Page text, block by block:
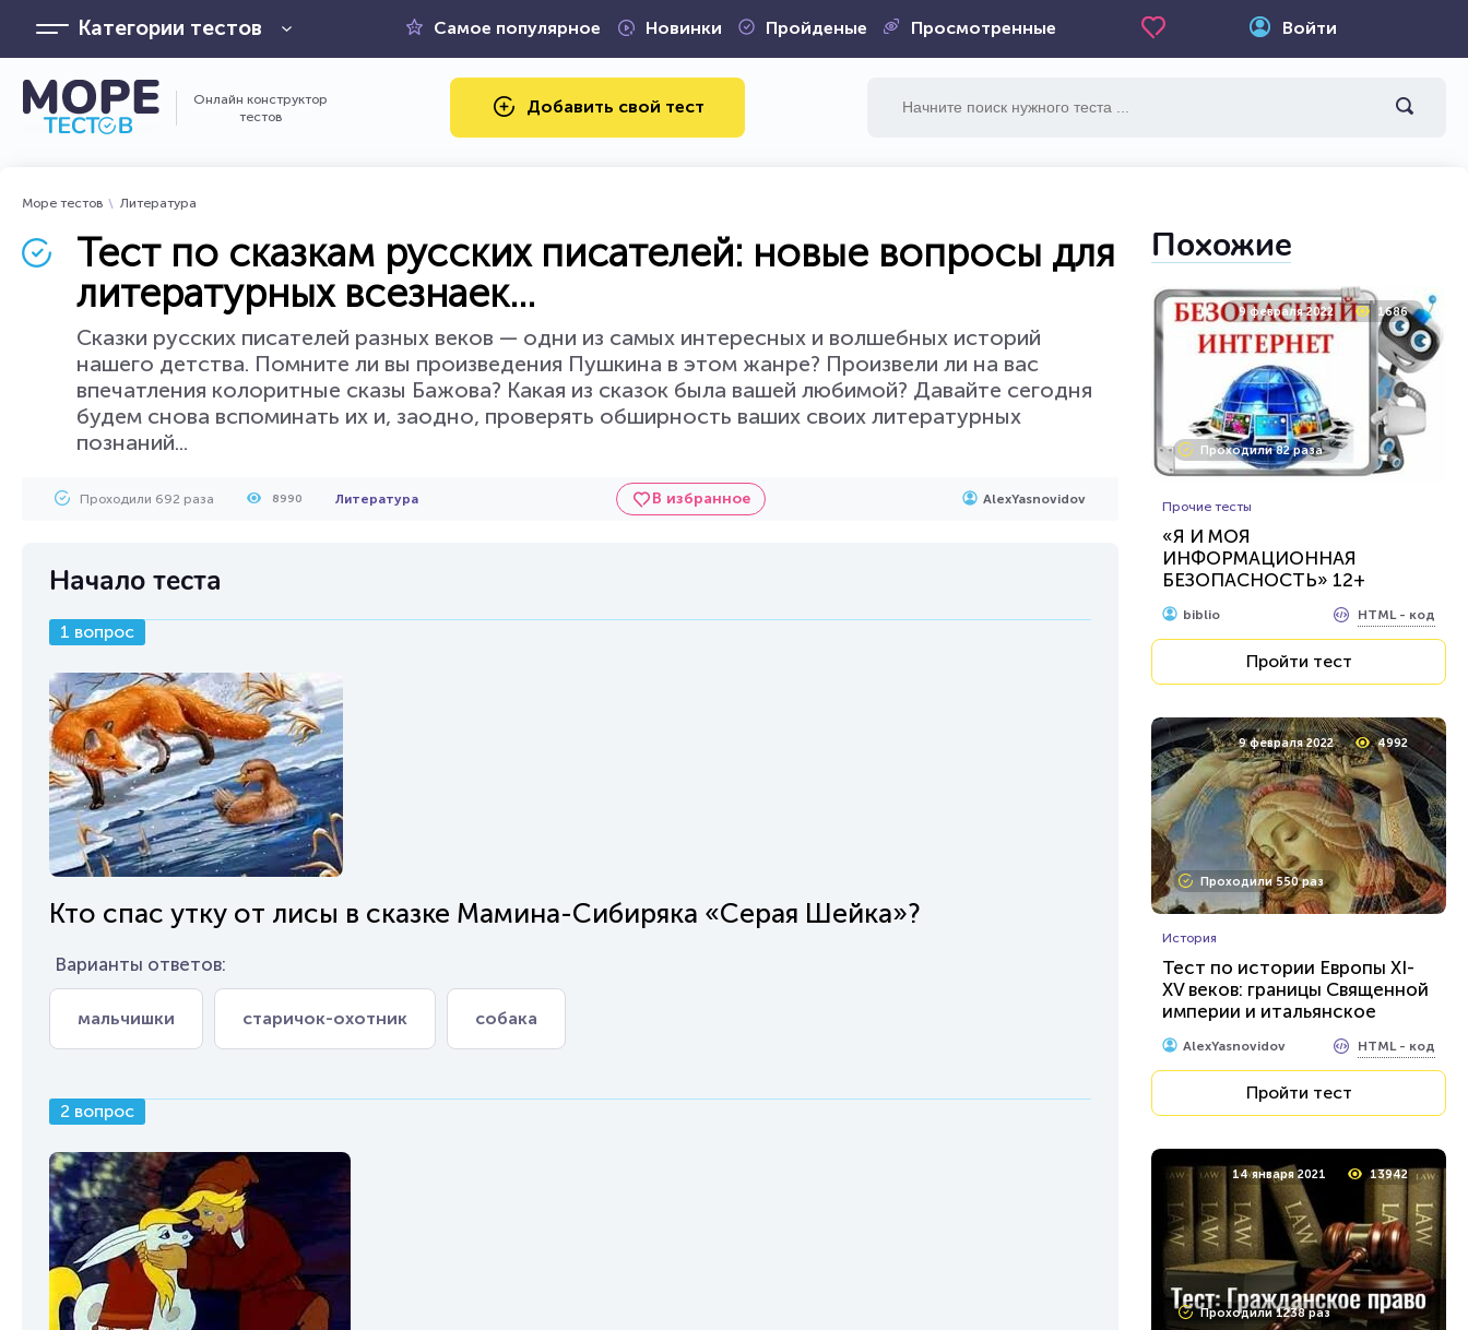
Категории тестов Самое популярное Новинки Пройденые Просмотренные Войти
Онлайн конструктор
тестов
Добавить свой тест
Море тестов Литература
Тест по сказкам русских писателей: новые вопросы для
литературных всезнаек...
Сказки русских писателей разных веков — одни из самых интересных и волшебных историй
нашего детства. Помните ли вы произведения Пушкина в этом жанре? Произвели ли на вас
впечатления колоритные сказы Бажова? Какая из сказок была вашей любимой? Давайте сегодня
будем снова вспоминать их и, заодно, проверять обширность ваших своих литературных
познаний...
Проходили 692 раза 8990 Литература В избранное AlexYasnovidov
Начало теста
1 вопрос
Кто спас утку от лисы в сказке Мамина-Сибиряка «Серая Шейка»?
Варианты ответов:
мальчишки старичок-охотник собака
2 вопрос
Похожие
9 февраля 2022 1686
Проходили 82 раза
Прочие тесты
«Я И МОЯ
ИНФОРМАЦИОННАЯ
БЕЗОПАСНОСТЬ» 12+
biblio HTML - код
Пройти тест
9 февраля 2022 4992
Проходили 550 раз
История
Тест по истории Европы XI-
XV веков: границы Священной
империи и итальянское
Возрождение. Что вам об
этом известно?
AlexYasnovidov HTML - код
Пройти тест
14 января 2021 13942
Проходили 1238 раз